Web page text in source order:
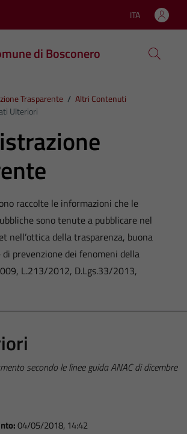
Lingua attiva:
ITA
di Bosconero
Trasparente / Altri Contenuti
Ulteriori
raccolte le informazioni che le
sono tenute a pubblicare nel
nell’ottica della trasparenza, buona
prevenzione dei fenomeni della
L.213/2012, D.Lgs.33/2013,
secondo le linee guida ANAC di dicembre
04/05/2018, 14:42